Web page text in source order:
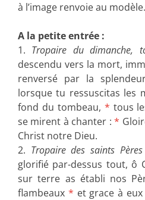
à l’image renvoie au modèle.
A la petite entrée :
1. Tropaire du dimanche,
descendu vers la mort,
renversé par la
lorsque tu ressuscitas les
fond du tombeau, * tous
se mirent à chanter :*
Christ notre Dieu.
2. Tropaire des saints
glorifié par-dessus tout, ô
sur terre as établi nos
flambeaux * et grace à